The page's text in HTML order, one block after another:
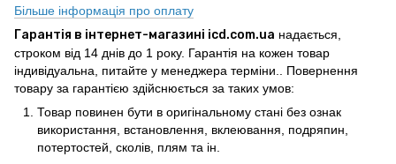
Більше інформація про оплату
Гарантія в інтернет-магазині icd.com.ua надається,
строком від 14 днів до 1 року. Гарантія на кожен товар
індивідуальна, питайте у менеджера терміни.. Повернення
товару за гарантією здійснюється за таких умов:
Товар повинен бути в оригінальному стані без ознак
використання, встановлення, вклеювання, подряпин,
потертостей, сколів, плям та ін.